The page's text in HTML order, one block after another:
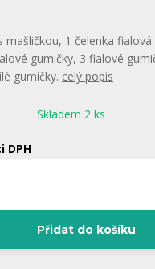
mašličkou, 1 čelenka fialová
gumičky, 3 fialové
gumičky. celý popis
Skladem 2 ks
DPH
Přidat do košíku